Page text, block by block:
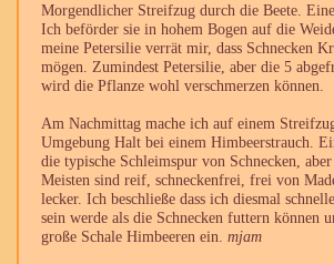
Morgendlicher Streifzug durch die Beete.
Ich beförder sie in hohem Bogen auf die
meine Petersilie verrät mir, dass Schnecken
mögen. Zumindest Petersilie, aber die 5
wird die Pflanze wohl verschmerzen können.
Am Nachmittag mache ich auf einem
Umgebung Halt bei einem Himbeerstrauch.
die typische Schleimspur von Schnecken,
Meisten sind reif, schneckenfrei, frei von
lecker. Ich beschließe dass ich diesmal
sein werde als die Schnecken futtern können
große Schale Himbeeren ein. mjam